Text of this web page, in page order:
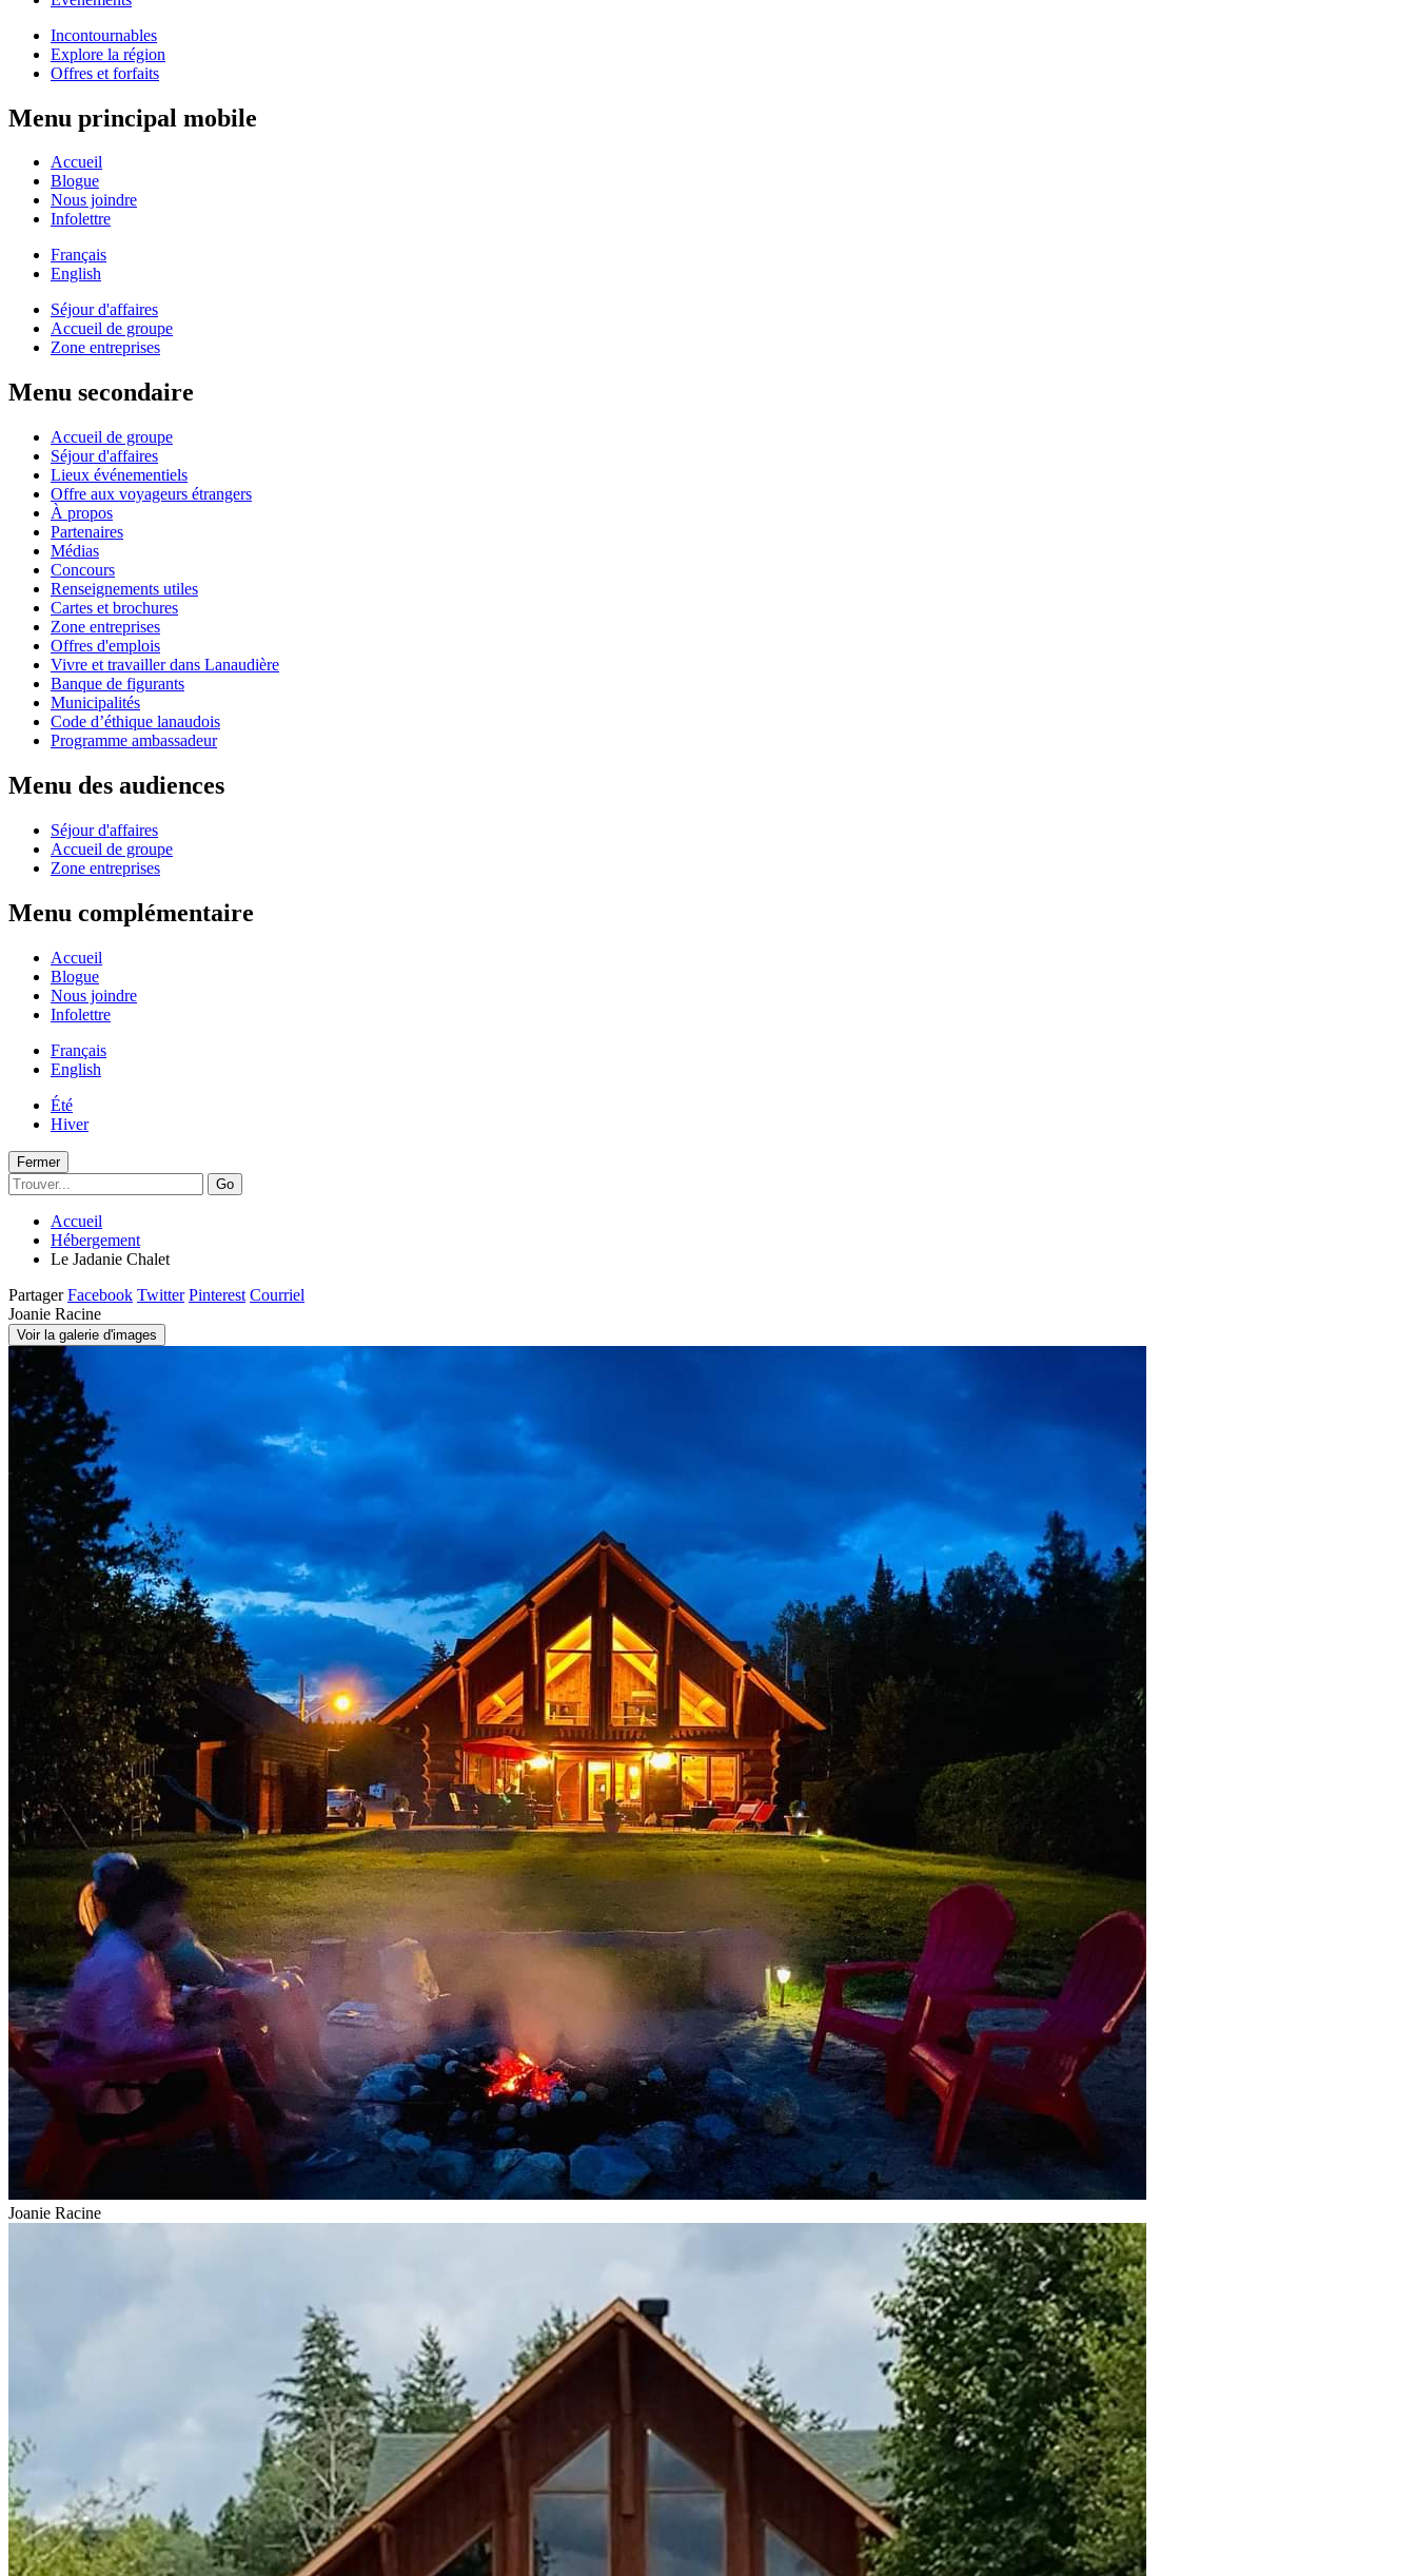
Incontournables
Explore la région
Offres et forfaits
Menu principal mobile
Accueil
Blogue
Nous joindre
Infolettre
Français
English
Séjour d'affaires
Accueil de groupe
Zone entreprises
Menu secondaire
Accueil de groupe
Séjour d'affaires
Lieux événementiels
Offre aux voyageurs étrangers
À propos
Partenaires
Médias
Concours
Renseignements utiles
Cartes et brochures
Zone entreprises
Offres d'emplois
Vivre et travailler dans Lanaudière
Banque de figurants
Municipalités
Code d’éthique lanaudois
Programme ambassadeur
Menu des audiences
Séjour d'affaires
Accueil de groupe
Zone entreprises
Menu complémentaire
Accueil
Blogue
Nous joindre
Infolettre
Français
English
Été
Hiver
Fermer
Go
Accueil
Hébergement
Le Jadanie Chalet
Partager Facebook Twitter Pinterest Courriel
Joanie Racine
Voir la galerie d'images
Joanie Racine